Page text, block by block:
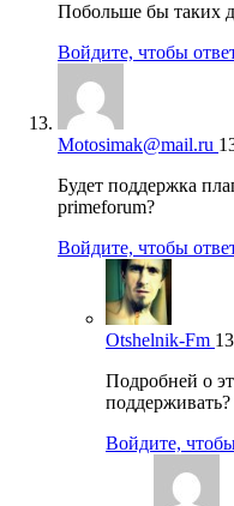
Побольше бы таких
Войдите, чтобы
Motosimak@mail.ru
Будет поддержка
primeforum?
Войдите, чтобы
Otshelnik-Fm
Подробней о
поддерживать?
Войдите,